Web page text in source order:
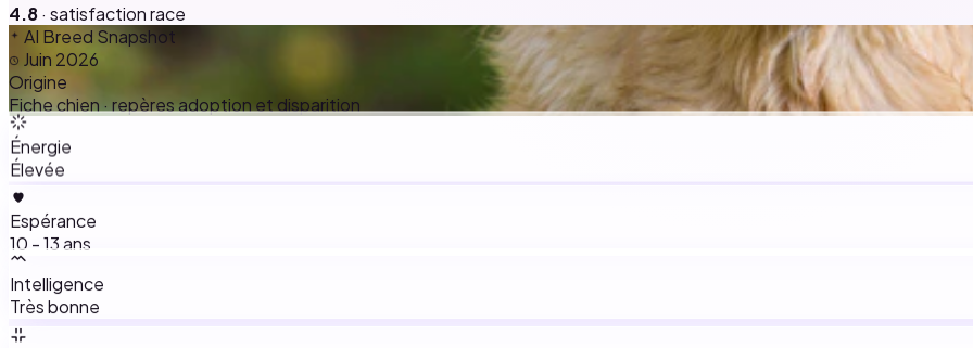
4.8· satisfaction race
AI Breed Snapshot
Juin 2026
Origine
Fiche chien · repères adoption et disparition
Énergie
Élevée
Espérance
10 - 13 ans
Intelligence
Très bonne